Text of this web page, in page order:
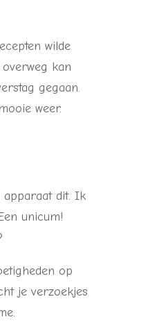
wilde
kan
gegaan.
weer.
apparaat dit. Ik
unicum!
op
je verzoekjes